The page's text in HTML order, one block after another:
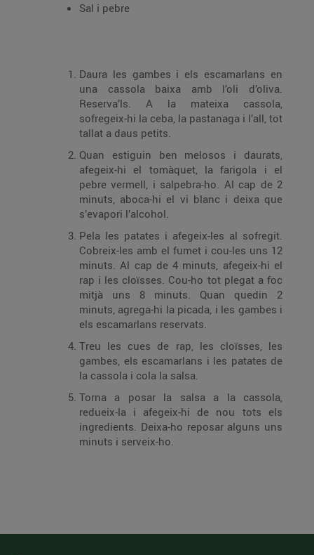
Sal i pebre
Daura les gambes i els esca­marlans en
una cassola baixa amb l’oli d’oliva.
Reserva’ls. A la mateixa cassola,
sofregeix-hi la ceba, la pastanaga i l’all, tot
tallat a daus petits.
Quan estiguin ben melosos i daurats,
afegeix-hi el tomàquet, la farigola i el
pebre vermell, i salpebra-ho. Al cap de 2
minuts, aboca-hi el vi blanc i deixa que
s’evapori l’alcohol.
Pela les patates i afegeix-les al sofregit.
Cobreix-les amb el fumet i cou-les uns 12
minuts. Al cap de 4 minuts, afegeix-hi el
rap i les cloïsses. Cou-ho tot plegat a foc
mitjà uns 8 minuts. Quan quedin 2
minuts, agrega-hi la picada, i les gambes i
els escamarlans reservats.
Treu les cues de rap, les cloïsses, les
gambes, els escamarlans i les patates de
la cassola i cola la salsa.
Torna a posar la salsa a la cassola,
redueix-la i afegeix-hi de nou tots els
ingredi­ents. Deixa-ho reposar alguns uns
minuts i serveix-ho.